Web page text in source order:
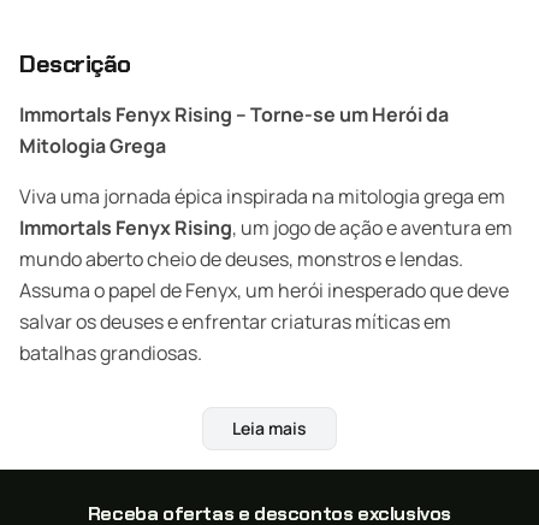
Descrição
Immortals Fenyx Rising – Torne-se um Herói da
Mitologia Grega
Viva uma jornada épica inspirada na mitologia grega em
Immortals Fenyx Rising, um jogo de ação e aventura em
mundo aberto cheio de deuses, monstros e lendas.
Assuma o papel de Fenyx, um herói inesperado que deve
salvar os deuses e enfrentar criaturas míticas em
batalhas grandiosas.
Compre agora Immortals Fenyx Rising na XGamestore e
economize até 40% com envio digital por e-mail!
Leia mais
Receba ofertas e descontos exclusivos